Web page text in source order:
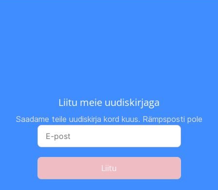
Liitu meie uudiskirjaga
Saadame teile uudiskirja kord kuus. Rämpsposti pole
Liitu